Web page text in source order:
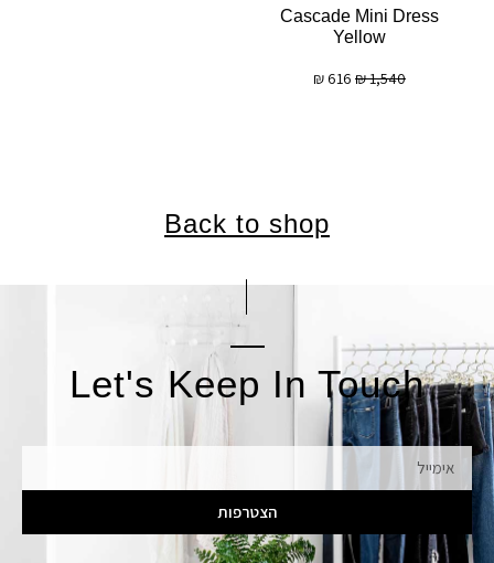
Cascade Mini Dress
Yellow
1,540
₪
616
₪
Back to shop
Let's Keep In Touch
אימייל
הצטרפות